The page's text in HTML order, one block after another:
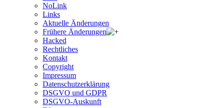
NoLink
Links
Aktuelle Änderungen
Frühere Änderungen
Hacked
Rechtliches
Kontakt
Copyright
Impressum
Datenschutzerklärung
DSGVO und GDPR
DSGVO-Auskunft